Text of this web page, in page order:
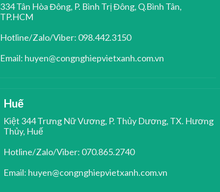
334 Tân Hòa Đông, P. Bình Trị Đông, Q.Bình Tân,
TP.HCM
Hotline/Zalo/Viber: 098.442.3150
Email: huyen@congnghiepvietxanh.com.vn
Huế
Kiệt 344 Trưng Nữ Vương, P. Thủy Dương, TX. Hương
Thủy, Huế
Hotline/Zalo/Viber: 070.865.2740
Email: huyen@congnghiepvietxanh.com.vn